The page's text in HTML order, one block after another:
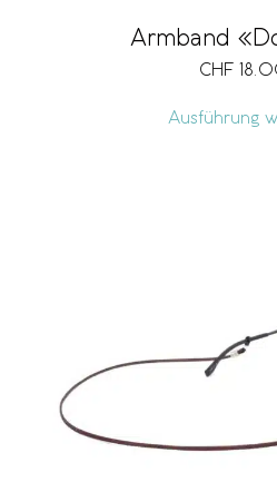
Armband
CHF
Ausführung